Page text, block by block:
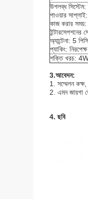
উপলব্ধ সিস্টেম:
পাওয়ার
কাজ করার সময়:
অ্যান্টেনা: 5
প্যাকিং:
শক্তি খরচ:
3.আবেদন:
1. সম্মেলন
2. এমন জায়গা
4. ছবি